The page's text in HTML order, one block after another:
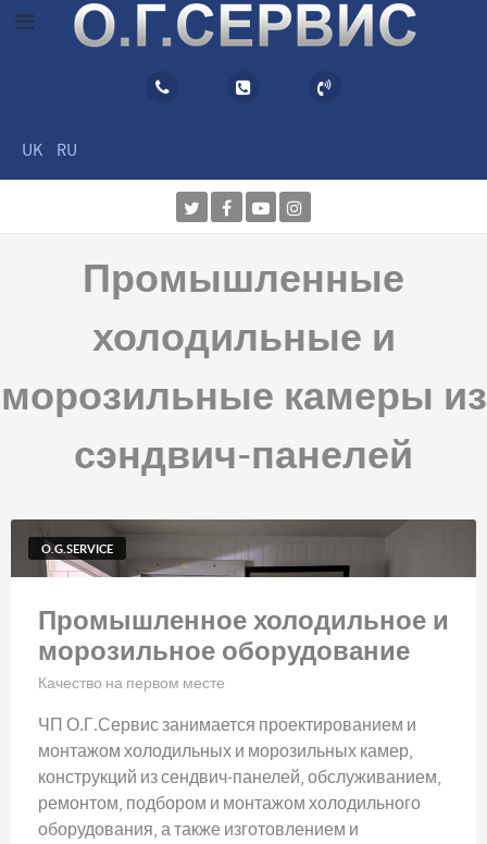
UK RU
Промышленные
холодильные и
морозильные камеры из
сэндвич-панелей
O.G.SERVICE
Промышленное холодильное и
морозильное оборудование
Качество на первом месте
ЧП О.Г.Сервис занимается проектированием и
монтажом холодильных и морозильных камер,
конструкций из сендвич-панелей, обслуживанием,
ремонтом, подбором и монтажом холодильного
оборудования, а также изготовлением и